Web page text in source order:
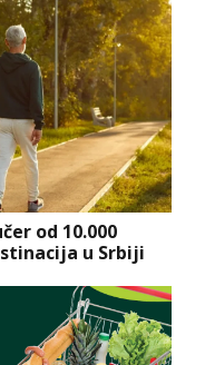
od 10.000
u Srbiji